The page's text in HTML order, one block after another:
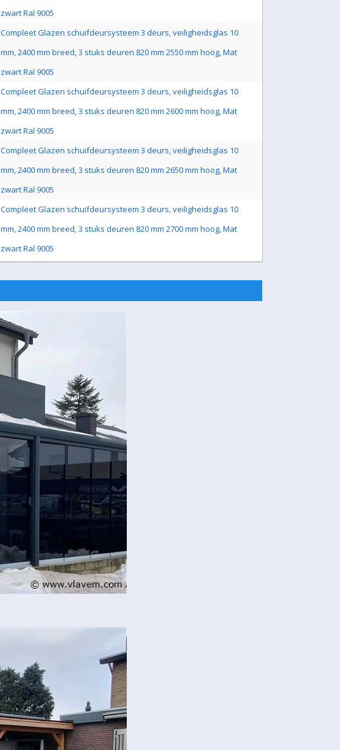
zwart Ral 9005
Compleet Glazen schuifdeursysteem 3 deurs, veiligheidsglas 10
mm, 2400 mm breed, 3 stuks deuren 820 mm 2550 mm hoog, Mat
zwart Ral 9005
Compleet Glazen schuifdeursysteem 3 deurs, veiligheidsglas 10
mm, 2400 mm breed, 3 stuks deuren 820 mm 2600 mm hoog, Mat
zwart Ral 9005
Compleet Glazen schuifdeursysteem 3 deurs, veiligheidsglas 10
mm, 2400 mm breed, 3 stuks deuren 820 mm 2650 mm hoog, Mat
zwart Ral 9005
Compleet Glazen schuifdeursysteem 3 deurs, veiligheidsglas 10
mm, 2400 mm breed, 3 stuks deuren 820 mm 2700 mm hoog, Mat
zwart Ral 9005